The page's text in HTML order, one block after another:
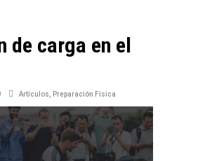
de carga en el
Artículos Preparación Física